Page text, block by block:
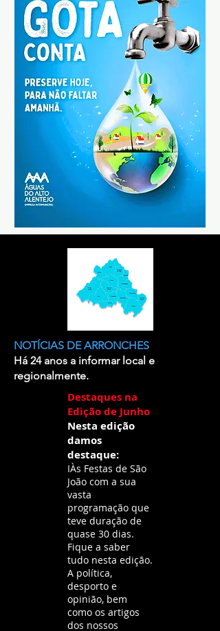
NOTÍCIAS DE ARRONCHES
Há 24 anos a informar local e
regionalmente.
Destaques na
Edição de Junho
Nesta edição
damos
destaque:
IÀs Festas de São
João com a sua
vasta
programação que
teve duração de
quase 30 dias.
Fique a saber
tudo nesta edição.
A política,
desporto e
opinião, bem
como os artigos
dos nossos